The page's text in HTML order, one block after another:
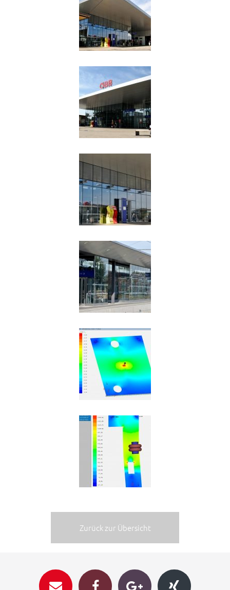
Zurück zur Übersicht